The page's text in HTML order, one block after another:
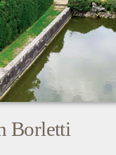
Borletti